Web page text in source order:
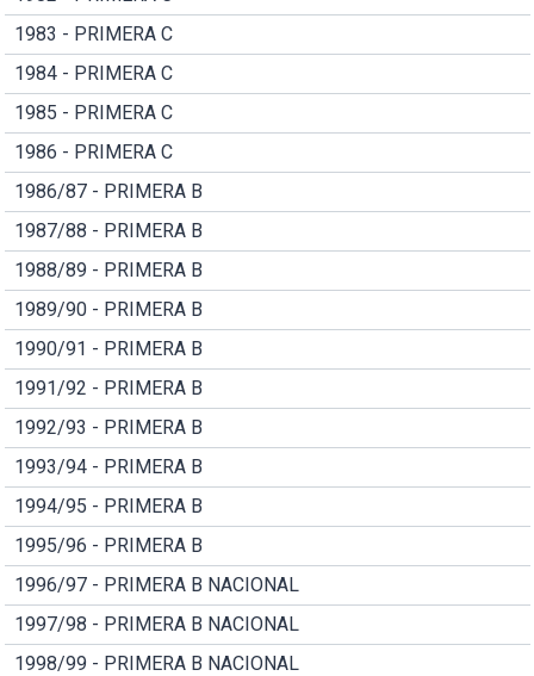
1983 - PRIMERA C
1984 - PRIMERA C
1985 - PRIMERA C
1986 - PRIMERA C
1986/87 - PRIMERA B
1987/88 - PRIMERA B
1988/89 - PRIMERA B
1989/90 - PRIMERA B
1990/91 - PRIMERA B
1991/92 - PRIMERA B
1992/93 - PRIMERA B
1993/94 - PRIMERA B
1994/95 - PRIMERA B
1995/96 - PRIMERA B
1996/97 - PRIMERA B NACIONAL
1997/98 - PRIMERA B NACIONAL
1998/99 - PRIMERA B NACIONAL